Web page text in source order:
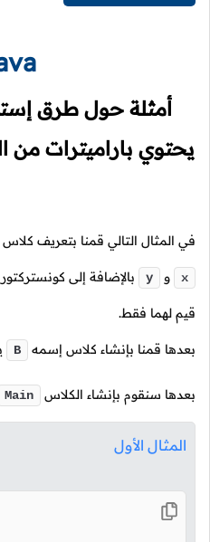
أمثلة حول طرق
يحتوي باراميترات من
في المثال التالي قمنا بتعريف
x و y بالإضافة إلى
قيم لهما فقط.
بعدها قمنا بإنشاء كلاس إسمه B
بعدها سنقوم بإنشاء الكلاس Main
المثال الأول